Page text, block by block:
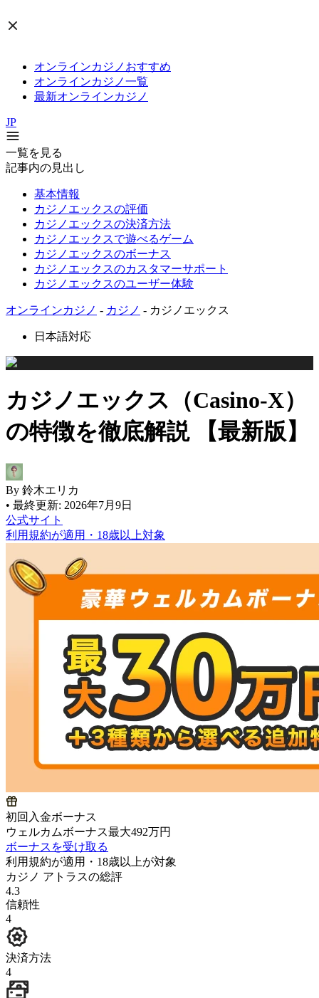
オンラインカジノおすすめ
オンラインカジノ一覧
最新オンラインカジノ
JP
一覧を見る
記事内の見出し
基本情報
カジノエックスの評価
カジノエックスの決済方法
カジノエックスで遊べるゲーム
カジノエックスのボーナス
カジノエックスのカスタマーサポート
カジノエックスのユーザー体験
オンラインカジノ - カジノ - カジノエックス
日本語対応
カジノエックス（Casino-X）
の特徴を徹底解説 【最新版】
By 鈴木エリカ
• 最終更新: 2026年7月9日
公式サイト
利用規約が適用・18歳以上対象
初回入金ボーナス
ウェルカムボーナス最大492万円
ボーナスを受け取る
利用規約が適用・18歳以上が対象
カジノ アトラスの総評
4.3
信頼性
4
決済方法
4